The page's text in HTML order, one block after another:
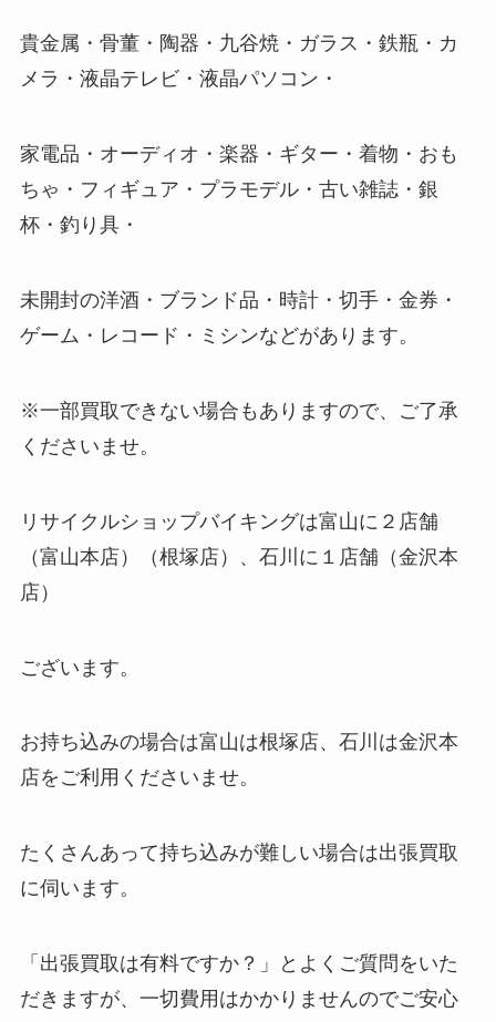
貴金属・骨董・陶器・九谷焼・ガラス・鉄瓶・カ
メラ・液晶テレビ・液晶パソコン・
家電品・オーディオ・楽器・ギター・着物・おも
ちゃ・フィギュア・プラモデル・古い雑誌・銀
杯・釣り具・
未開封の洋酒・ブランド品・時計・切手・金券・
ゲーム・レコード・ミシンなどがあります。
※一部買取できない場合もありますので、ご了承
くださいませ。
リサイクルショップバイキングは富山に２店舗
（富山本店）（根塚店）、石川に１店舗（金沢本
店）
ございます。
お持ち込みの場合は富山は根塚店、石川は金沢本
店をご利用くださいませ。
たくさんあって持ち込みが難しい場合は出張買取
に伺います。
「出張買取は有料ですか？」とよくご質問をいた
だきますが、一切費用はかかりませんのでご安心